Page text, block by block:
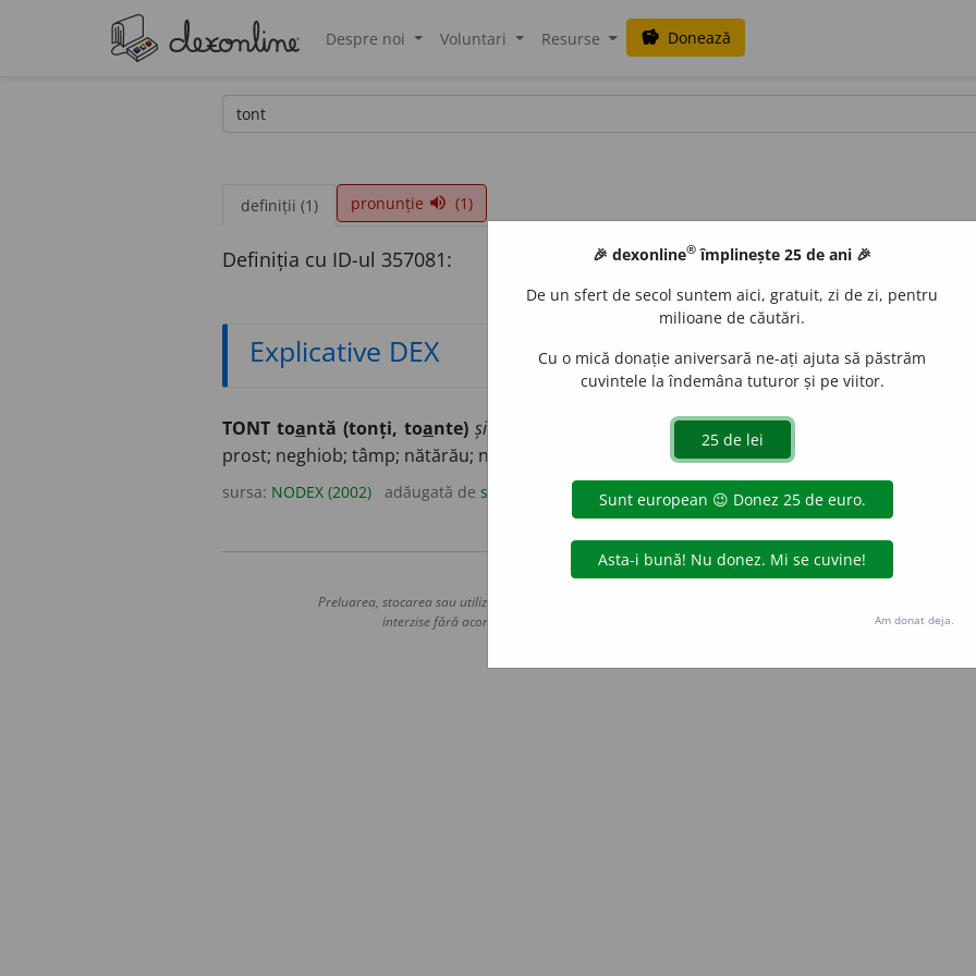
Despre noi Voluntari Resurse savings Donează
definiții (1) pronunție volume_up (1)
Definiția cu ID-ul 357081:
Explicative DEX
TONT toantă (tonți, toante) și substantival (despre persoane sau despre manifestările lor)
prost; neghiob; tâmp; nătărău; netot; nerod; stupid; năuc; nătâng; tălălău. /Orig. nec.
sursa: NODEX (2002) adăugată de siveco
Copyright © 2004-2026 dexonline (https://dexonline.ro)
Preluarea, stocarea sau utilizarea datelor de pe acest site, inclusiv prin orice metode de extragere automată
interzise fără acordul nostru prealabil scris, cu excepția seturilor de date oferite oficial spre utilizare
🎉 dexonline® împlinește 25 de ani 🎉
De un sfert de secol suntem aici, gratuit, zi de zi, pentru
milioane de căutări.
Cu o mică donație aniversară ne-ați ajuta să păstrăm
cuvintele la îndemâna tuturor și pe viitor.
Am donat deja.